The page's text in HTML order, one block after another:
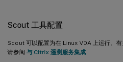
Scout 工具配置
Scout 可以配置为在 Linux VDA 上运行。
请参阅 与 Citrix 遥测服务集成